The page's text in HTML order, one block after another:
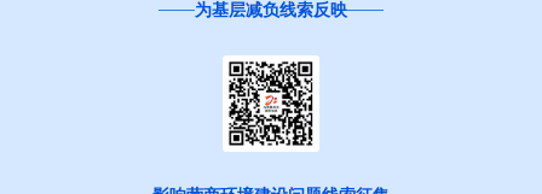
为基层减负线索反映